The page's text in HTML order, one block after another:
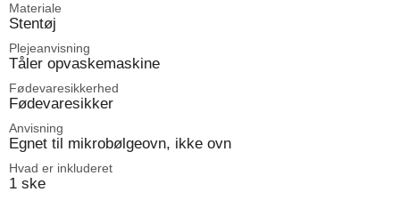
Materiale
Stentøj
Plejeanvisning
Tåler opvaskemaskine
Fødevaresikkerhed
Fødevaresikker
Anvisning
Egnet til mikrobølgeovn, ikke ovn
Hvad er inkluderet
1 ske